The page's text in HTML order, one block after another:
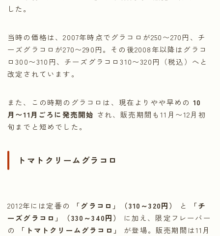
した。
当時の価格は、2007年時点でグラコロが250〜270円、チ
ーズグラコロが270〜290円。その後2008年以降はグラコ
ロ300〜310円、チーズグラコロ310〜320円（税込）へと
改定されています。
また、この時期のグラコロは、現在よりやや早めの 10
月〜11月ごろに発売開始 され、販売期間も11月〜12月初
旬までと短めでした。
トマトクリームグラコロ
2012年には定番の 「グラコロ」（310～320円） と
「チ
ーズグラコロ」（330～340円）
に加え、限定フレーバー
の
「トマトクリームグラコロ」
が登場。販売期間は11月